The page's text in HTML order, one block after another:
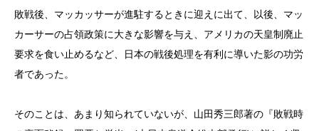
敗戦後、マッカッサーが進駐するときに迎えに出て、以後、マッ
カーサーの占領政策に大きな影響を与え、アメリカの天皇制廃止
要求を食い止めるなど、日本の戦後処理を有利に導いた影の功労
者であった。
そのことは、あまり知られていないが、山田秀三郎著の『敗戦時